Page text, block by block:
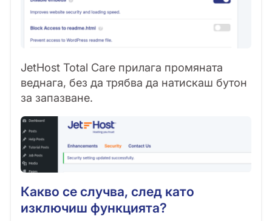
JetHost Total Care прилага промяната
веднага, без да трябва да натискаш бутон
за запазване.
Какво се случва, след като
изключиш функцията?